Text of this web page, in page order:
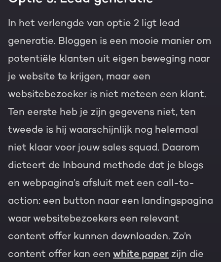
In het verlengde van optie 2 ligt lead
generatie. Bloggen is een mooie manier om
potentiële klanten uit eigen beweging naar
je website te krijgen, maar een
websitebezoeker is niet meteen een klant.
Ten eerste heb je zijn gegevens niet, ten
tweede is hij waarschijnlijk nog helemaal
niet klaar voor jouw sales squad. Daarom
dicteert de Inbound methode dat je blogs
en webpagina’s afsluit met een call-to-
action: een button naar een landingspagina
waar websitebezoekers een relevant
content offer kunnen downloaden. Zo’n
content offer kan een white paper zijn die